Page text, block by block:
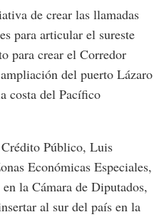
de crear las llamadas
para articular el sureste
para crear el Corredor
del puerto Lázaro
costa del Pacífico
Público, Luis
Económicas Especiales,
la Cámara de Diputados,
al sur del país en la